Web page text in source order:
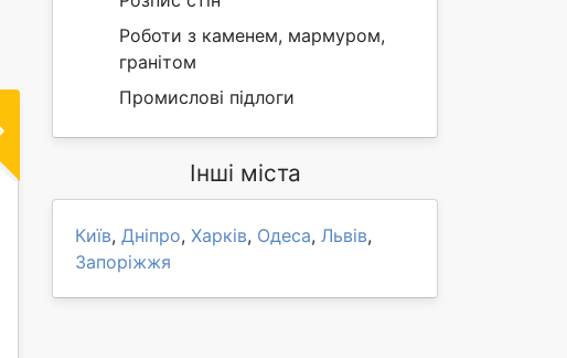
Роботи з каменем, мармуром,
гранітом
Промислові підлоги
Інші міста
Київ, Дніпро, Харків, Одеса, Львів,
Запоріжжя